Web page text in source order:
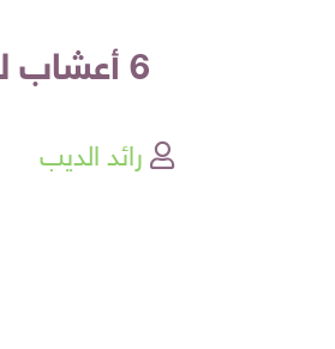
6 أعشاب لتهدئة القولون منها «الزنجبيل والحلبة».. تقي من السرطان وتمنع غازات البطن
رائد الديب